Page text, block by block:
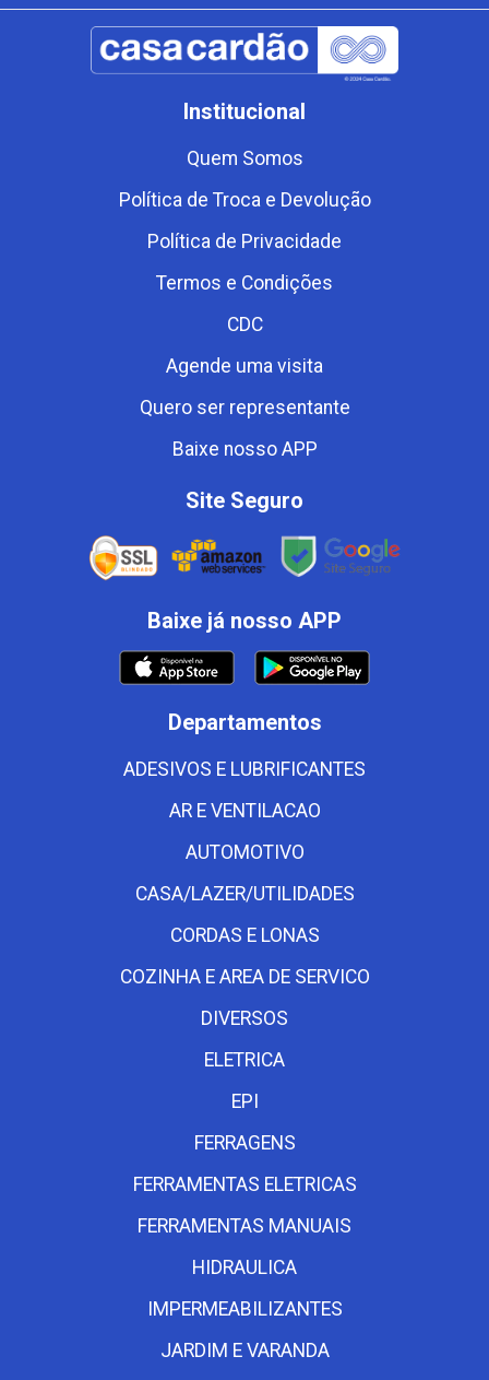
Institucional
Quem Somos
Política de Troca e Devolução
Política de Privacidade
Termos e Condições
CDC
Agende uma visita
Quero ser representante
Baixe nosso APP
Site Seguro
Baixe já nosso APP
Departamentos
ADESIVOS E LUBRIFICANTES
AR E VENTILACAO
AUTOMOTIVO
CASA/LAZER/UTILIDADES
CORDAS E LONAS
COZINHA E AREA DE SERVICO
DIVERSOS
ELETRICA
EPI
FERRAGENS
FERRAMENTAS ELETRICAS
FERRAMENTAS MANUAIS
HIDRAULICA
IMPERMEABILIZANTES
JARDIM E VARANDA